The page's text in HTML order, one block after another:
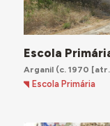
Escola
Arganil(c. 1970
Escola Primária